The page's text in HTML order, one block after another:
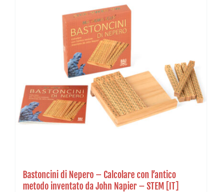
Bastoncini di Nepero – Calcolare con l’antico
metodo inventato da John Napier – STEM [IT]